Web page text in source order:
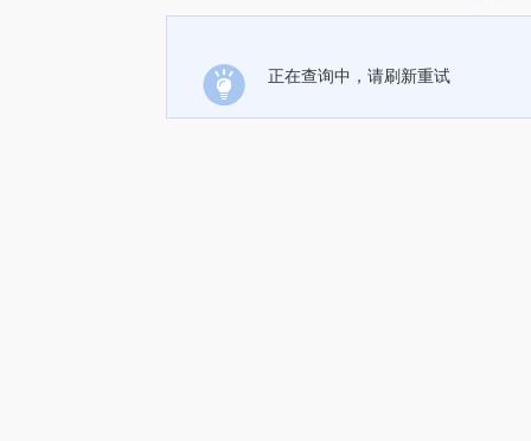
正在查询中，请刷新重试